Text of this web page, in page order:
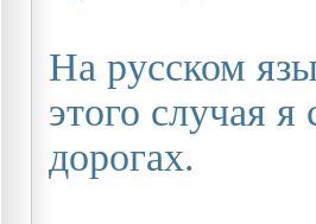
На русском
этого случая я
дорогах.